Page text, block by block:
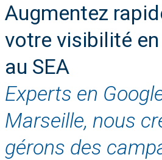
Augmentez
votre visibilité
au SEA
Experts en
Marseille, nous
gérons des